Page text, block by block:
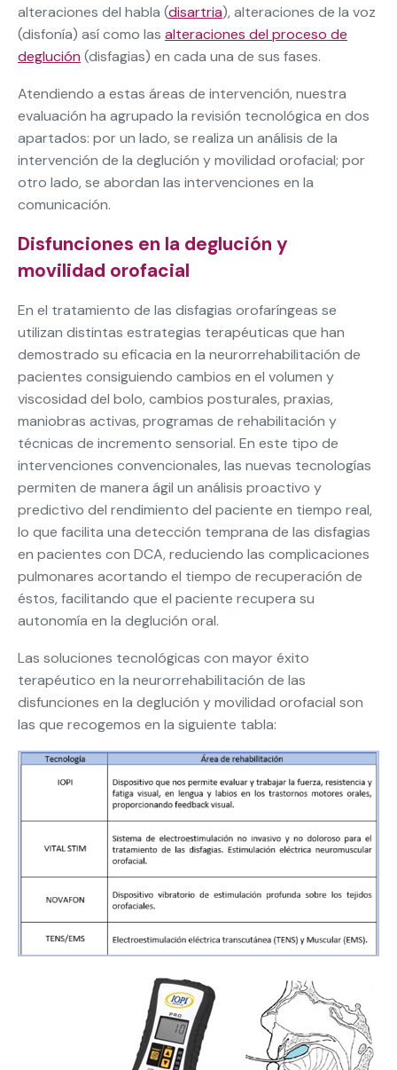
alteraciones del habla (disartria), alteraciones de la voz
(disfonía) así como las alteraciones del proceso de
deglución (disfagias) en cada una de sus fases.
Atendiendo a estas áreas de intervención, nuestra
evaluación ha agrupado la revisión tecnológica en dos
apartados: por un lado, se realiza un análisis de la
intervención de la deglución y movilidad orofacial; por
otro lado, se abordan las intervenciones en la
comunicación.
Disfunciones en la deglución y
movilidad orofacial
En el tratamiento de las disfagias orofaríngeas se
utilizan distintas estrategias terapéuticas que han
demostrado su eficacia en la neurorrehabilitación de
pacientes consiguiendo cambios en el volumen y
viscosidad del bolo, cambios posturales, praxias,
maniobras activas, programas de rehabilitación y
técnicas de incremento sensorial. En este tipo de
intervenciones convencionales, las nuevas tecnologías
permiten de manera ágil un análisis proactivo y
predictivo del rendimiento del paciente en tiempo real,
lo que facilita una detección temprana de las disfagias
en pacientes con DCA, reduciendo las complicaciones
pulmonares acortando el tiempo de recuperación de
éstos, facilitando que el paciente recupera su
autonomía en la deglución oral.
Las soluciones tecnológicas con mayor éxito
terapéutico en la neurorrehabilitación de las
disfunciones en la deglución y movilidad orofacial son
las que recogemos en la siguiente tabla: